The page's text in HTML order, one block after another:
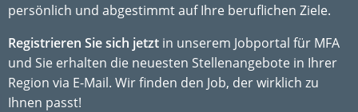
persönlich und abgestimmt auf Ihre beruflichen Ziele.
Registrieren Sie sich jetzt in unserem Jobportal für MFA
und Sie erhalten die neuesten Stellenangebote in Ihrer
Region via E-Mail. Wir finden den Job, der wirklich zu
Ihnen passt!